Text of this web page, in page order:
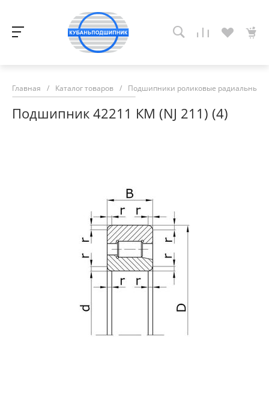
Главная / Каталог товаров / Подшипники роликовые радиальные
Подшипник 42211 КМ (NJ 211) (4)